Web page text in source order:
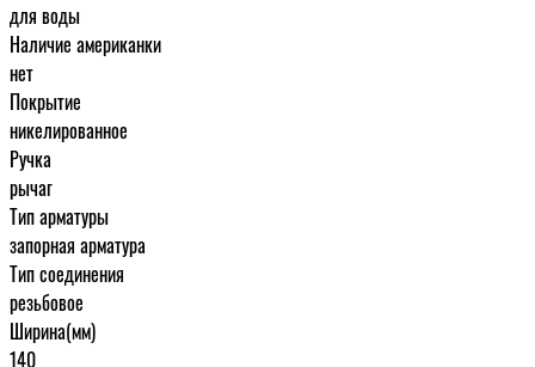
для воды
Наличие американки
нет
Покрытие
никелированное
Ручка
рычаг
Тип арматуры
запорная арматура
Тип соединения
резьбовое
Ширина(мм)
140